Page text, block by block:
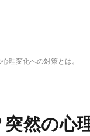
理変化への対策とは。
然の心